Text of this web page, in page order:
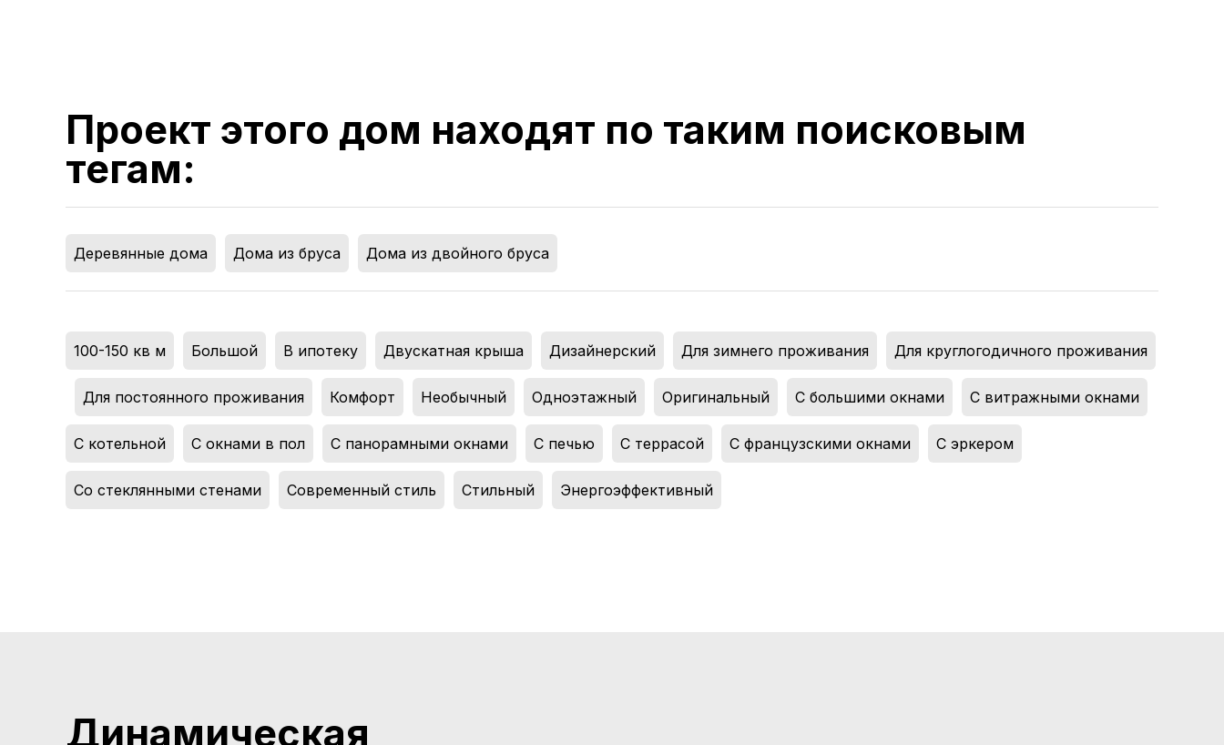
Проект этого дом находят по таким поисковым
тегам:
Деревянные дома Дома из бруса Дома из двойного бруса
100-150 кв м Большой В ипотеку Двускатная крыша Дизайнерский Для зимнего проживания Для круглогодичного проживания
Для постоянного проживания Комфорт Необычный Одноэтажный Оригинальный С большими окнами С витражными окнами
С котельной С окнами в пол С панорамными окнами С печью С террасой С французскими окнами С эркером
Со стеклянными стенами Современный стиль Стильный Энергоэффективный
Динамическая